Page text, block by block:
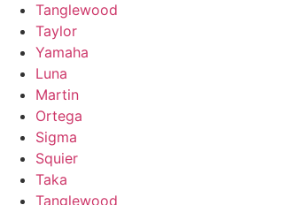
Tanglewood
Taylor
Yamaha
Luna
Martin
Ortega
Sigma
Squier
Taka
Tanglewood